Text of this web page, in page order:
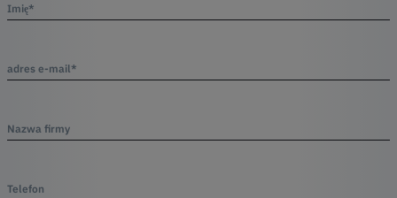
Imię*
adres e-mail*
Nazwa firmy
Telefon